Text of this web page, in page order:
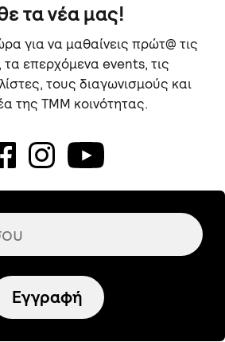
τα νέα μας!
για να μαθαίνεις πρώτ@ τις
επερχόμενα events, τις
τους διαγωνισμούς και
της TMM κοινότητας.
Εγγραφή